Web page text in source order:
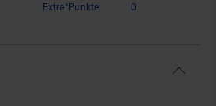
Extra°Punkte:
0